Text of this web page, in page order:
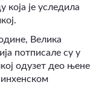
је уследила
Велика
потписале су у
одузет део њене